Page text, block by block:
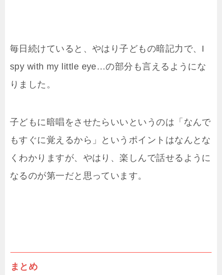
毎日続けていると、やはり子どもの暗記力で、I
spy with my little eye…の部分も言えるようにな
りました。
子どもに暗唱をさせたらいいというのは「なんで
もすぐに覚えるから」というポイントはなんとな
くわかりますが、やはり、楽しんで話せるように
なるのが第一だと思っています。
まとめ